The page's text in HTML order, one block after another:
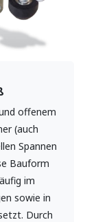
offenem
(auch
Spannen
Bauform
im
sowie in
Durch